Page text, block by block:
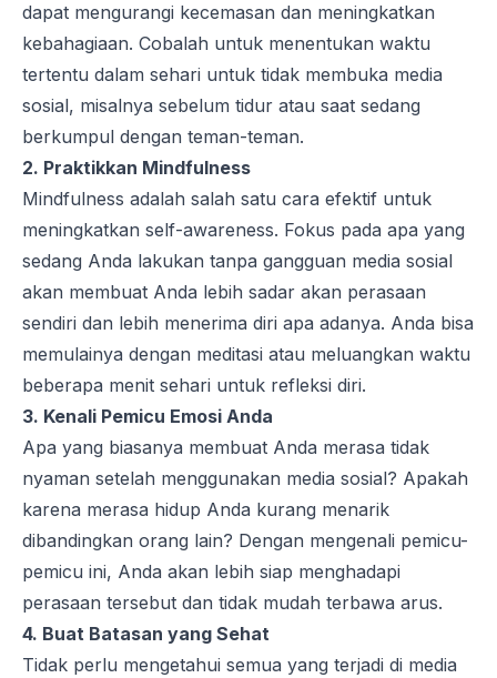
dapat mengurangi kecemasan dan meningkatkan
kebahagiaan. Cobalah untuk menentukan waktu
tertentu dalam sehari untuk tidak membuka media
sosial, misalnya sebelum tidur atau saat sedang
berkumpul dengan teman-teman.
2. Praktikkan Mindfulness
Mindfulness adalah salah satu cara efektif untuk
meningkatkan self-awareness. Fokus pada apa yang
sedang Anda lakukan tanpa gangguan media sosial
akan membuat Anda lebih sadar akan perasaan
sendiri dan lebih menerima diri apa adanya. Anda bisa
memulainya dengan meditasi atau meluangkan waktu
beberapa menit sehari untuk refleksi diri.
3. Kenali Pemicu Emosi Anda
Apa yang biasanya membuat Anda merasa tidak
nyaman setelah menggunakan media sosial? Apakah
karena merasa hidup Anda kurang menarik
dibandingkan orang lain? Dengan mengenali pemicu-
pemicu ini, Anda akan lebih siap menghadapi
perasaan tersebut dan tidak mudah terbawa arus.
4. Buat Batasan yang Sehat
Tidak perlu mengetahui semua yang terjadi di media